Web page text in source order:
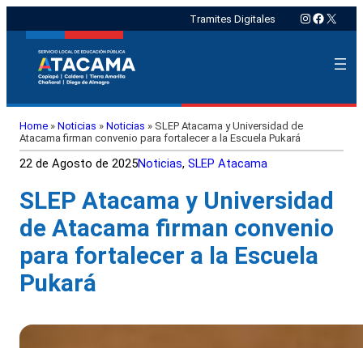
Tramites Digitales Instagram
X
Home » Noticias » Noticias » SLEP Atacama y Universidad de
Atacama firman convenio para fortalecer a la Escuela Pukará
22 de Agosto de 2025Noticias, SLEP Atacama
SLEP Atacama y Universidad
de Atacama firman convenio
para fortalecer a la Escuela
Pukará